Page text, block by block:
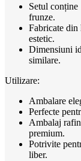
Setul
frunze.
Fabricate din
estetic.
Dimensiuni
similare.
Utilizare:
Ambalare
Perfecte
Ambalaj
premium.
Potrivite
liber.